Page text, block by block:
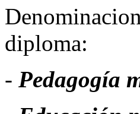
diploma:
- Pedagogía